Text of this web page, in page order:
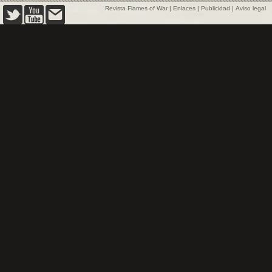
Revista Flames of War | Enlaces | Publicidad | Aviso legal